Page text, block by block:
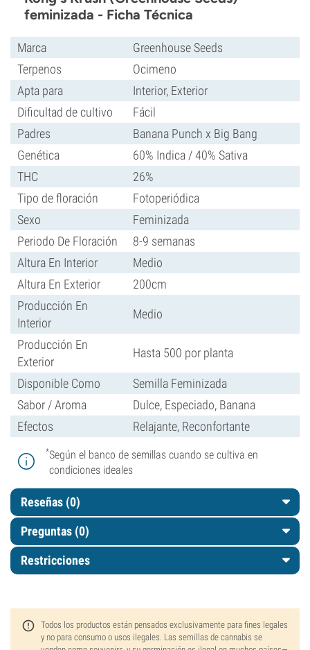
feminizada - Ficha Técnica
Marca
Greenhouse Seeds
Terpenos
Ocimeno
Apta para
Interior, Exterior
Dificultad de cultivo
Fácil
Padres
Banana Punch x Big Bang
Genética
60% Indica / 40% Sativa
THC
26%
Tipo de floración
Fotoperiódica
Sexo
Feminizada
Periodo De Floración
8-9 semanas
Altura En Interior
Medio
Altura En Exterior
200cm
Producción En
Interior
Medio
Producción En
Exterior
Hasta 500 por planta
Disponible Como
Semilla Feminizada
Sabor / Aroma
Dulce, Especiado, Banana
Efectos
Relajante, Reconfortante
*Según el banco de semillas cuando se cultiva en
condiciones ideales
Reseñas (0)
Preguntas (0)
Restricciones
Todos los productos están pensados exclusivamente para fines legales
y no para consumo o usos ilegales. Las semillas de cannabis se